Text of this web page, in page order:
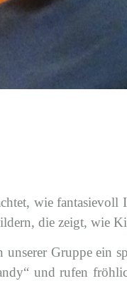
wie
die zeigt, wie
unserer Gruppe ein
und rufen